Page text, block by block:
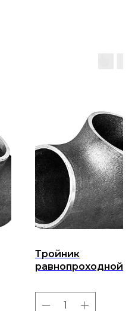
Тройник
равнопроходной
бесшовный ГОСТ
2001